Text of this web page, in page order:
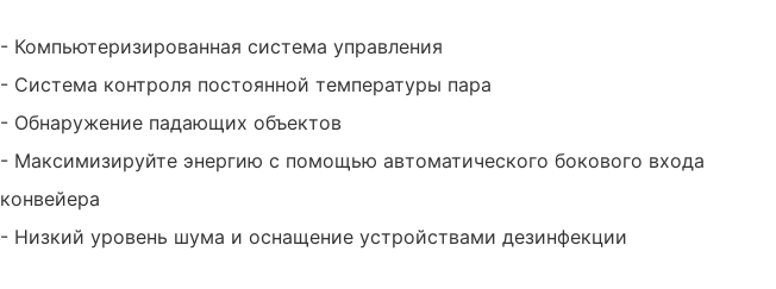
- Компьютеризированная система управления
- Система контроля постоянной температуры пара
- Обнаружение падающих объектов
- Максимизируйте энергию с помощью автоматического бокового входа
конвейера
- Низкий уровень шума и оснащение устройствами дезинфекции